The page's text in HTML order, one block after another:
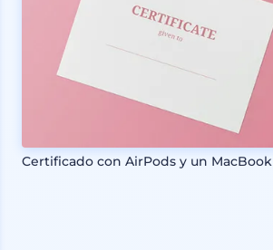
Certificado con AirPods y un MacBook